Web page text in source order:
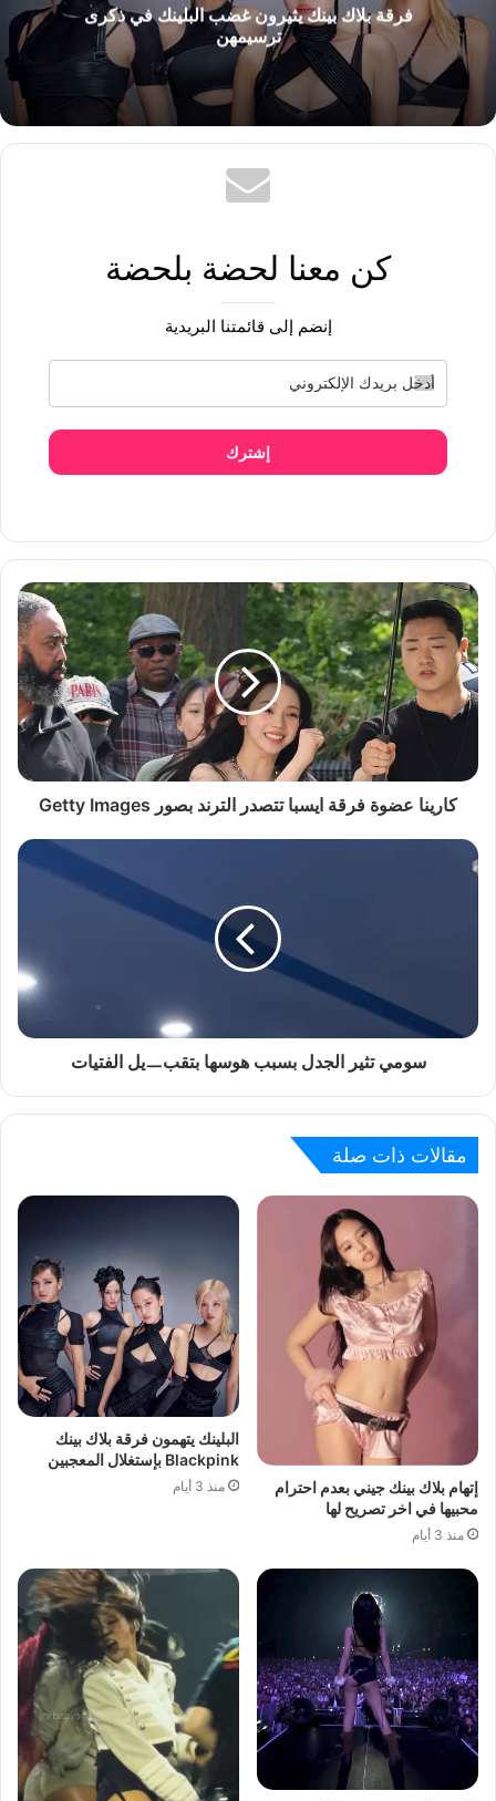
فرقة بلاك بينك يثيرون غضب البلينك في ذكرى
ترسيمهن
كن معنا لحضة بلحضة
إنضم إلى قائمتنا البريدية
إشترك
كارينا عضوة فرقة ايسبا تتصدر الترند بصور Getty Images
سومي تثير الجدل بسبب هوسها بتقبㅡيل الفتيات
مقالات ذات صلة
إتهام بلاك بينك جيني بعدم احترام
محبيها في اخر تصريح لها
منذ 3 أيام
البلينك يتهمون فرقة بلاك بينك
Blackpink بإستغلال المعجبين
منذ 3 أيام